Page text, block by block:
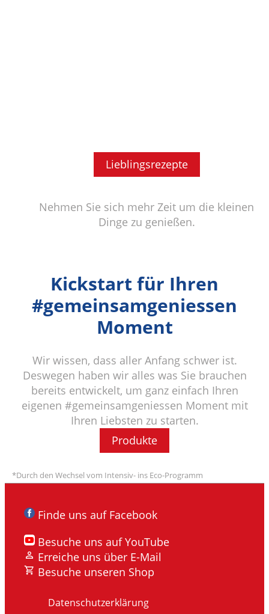
Lieblingsrezepte
Nehmen Sie sich mehr Zeit um die kleinen
Dinge zu genießen.
Kickstart für Ihren
#gemeinsamgeniessen
Moment
Wir wissen, dass aller Anfang schwer ist.
Deswegen haben wir alles was Sie brauchen
bereits entwickelt, um ganz einfach Ihren
eigenen #gemeinsamgeniessen Moment mit
Ihren Liebsten zu starten.
Produkte
*Durch den Wechsel vom Intensiv- ins Eco-Programm
Finde uns auf Facebook
Besuche uns auf YouTube
Erreiche uns über E-Mail
Besuche unseren Shop
Datenschutzerklärung